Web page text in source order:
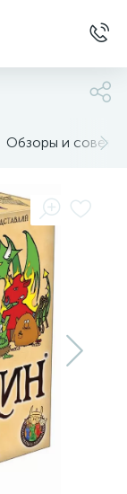
Обзоры и советы